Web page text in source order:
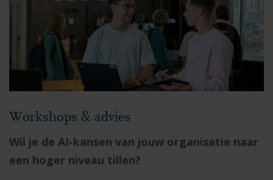
Workshops & advies
Wil je de AI-kansen van jouw organisatie naar
een hoger niveau tillen?